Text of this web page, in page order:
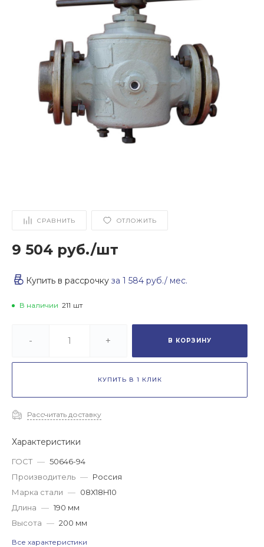
СРАВНИТЬ ОТЛОЖИТЬ
9 504 руб./шт
Купить в рассрочку за 1 584 руб./ мес.
В наличии 211 шт
- + В КОРЗИНУ
КУПИТЬ В 1 КЛИК
Рассчитать доставку
Характеристики
ГОСТ — 50646-94
Производитель — Россия
Марка стали — 08Х18H10
Длина — 190 мм
Высота — 200 мм
Все характеристики